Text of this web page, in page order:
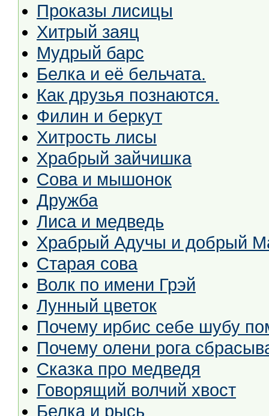
Проказы лисицы
Хитрый заяц
Мудрый барс
Белка и её бельчата.
Как друзья познаются.
Филин и беркут
Хитрость лисы
Храбрый зайчишка
Сова и мышонок
Дружба
Лиса и медведь
Храбрый Адучы и добрый
Старая сова
Волк по имени Грэй
Лунный цветок
Почему ирбис себе шубу
Почему олени рога
Сказка про медведя
Говорящий волчий хвост
Белка и рысь